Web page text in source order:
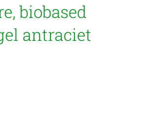
biobased
antraciet